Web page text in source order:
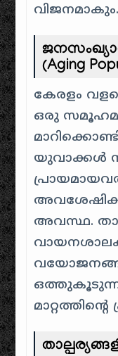
വിജനമാകും.
(Aging
കേരളം
ഒരു
യുവാക്കൾ
അവസ്ഥ.